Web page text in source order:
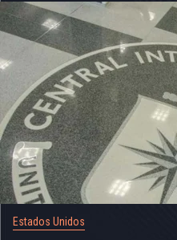
Estados Unidos